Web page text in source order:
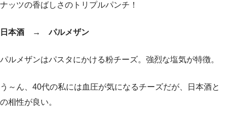
ナッツの香ばしさのトリプルパンチ！
日本酒 → パルメザン
パルメザンはパスタにかける粉チーズ。強烈な塩気が特徴。
う～ん、40代の私には血圧が気になるチーズだが、日本酒と
の相性が良い。